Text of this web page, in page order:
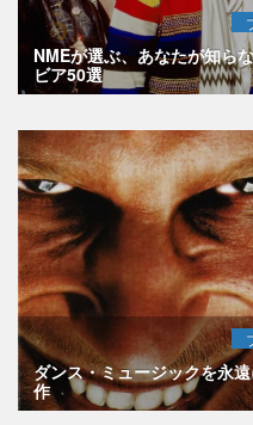
NMEが選ぶ、あなたが知ら
ビア50選
ダンス・ミュージックを永
作